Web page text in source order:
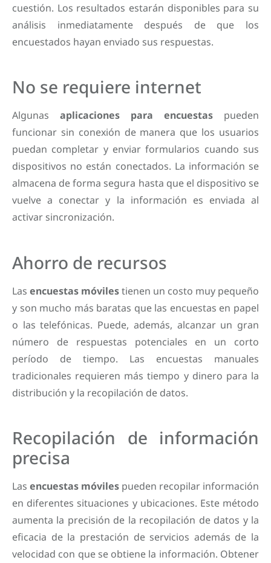
cuestión. Los resultados estarán disponibles para su
análisis inmediatamente después de que los
encuestados hayan enviado sus respuestas.
No se requiere internet
Algunas aplicaciones para encuestas pueden
funcionar sin conexión de manera que los usuarios
puedan completar y enviar formularios cuando sus
dispositivos no están conectados. La información se
almacena de forma segura hasta que el dispositivo se
vuelve a conectar y la información es enviada al
activar sincronización.
Ahorro de recursos
Las encuestas móvilestienen un costo muy pequeño
y son mucho más baratas que las encuestas en papel
o las telefónicas. Puede, además, alcanzar un gran
número de respuestas potenciales en un corto
período de tiempo. Las encuestas manuales
tradicionales requieren más tiempo y dinero para la
distribución y la recopilación de datos.
Recopilación de información
precisa
Las encuestas móviles pueden recopilar información
en diferentes situaciones y ubicaciones. Este método
aumenta la precisión de la recopilación de datos y la
eficacia de la prestación de servicios además de la
velocidad con que se obtiene la información. Obtener